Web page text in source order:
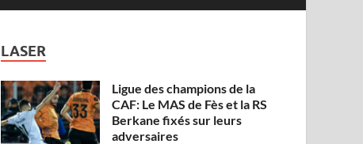
LASER
Ligue des champions de la
CAF: Le MAS de Fès et la RS
Berkane fixés sur leurs
adversaires